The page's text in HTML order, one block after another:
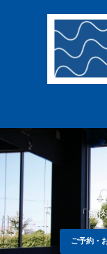
キ
「筋
ご予約・